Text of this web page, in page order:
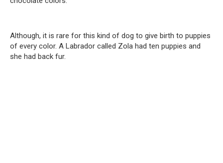
Although, it is rare for this kind of dog to give birth to puppies
of every color. A Labrador called Zola had ten puppies and
she had back fur.